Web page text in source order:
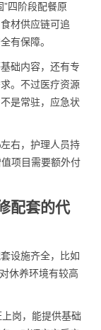
”四阶段配餐原
材供应链可追
有保障。
础内容，还有专
。不过医疗资源
是常驻，应急状
右，护理人员持
项目需要额外付
配套的代
设施齐全，比如
休养环境有较高
岗，能提供基础